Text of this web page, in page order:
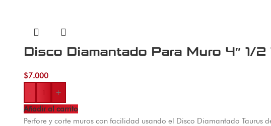
Disco Diamantado Para Muro 4″ 1/2
$7.000
-
+
Añadir al carrito
Perfore y corte muros con facilidad usando el Disco Diamantado